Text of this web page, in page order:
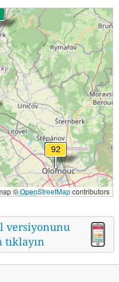
©OpenStreetMapcontributors
versiyonunu